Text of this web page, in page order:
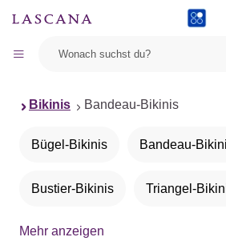
Bikinis Bandeau-Bikinis
Bügel-Bikinis Bandeau-
Bustier-Bikinis Triangel-
Push-up-Bikinis
Mehr anzeigen